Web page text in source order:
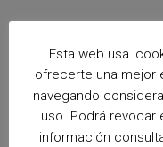
Esta web usa
ofrecerte una mejor
navegando
uso. Podrá revocar
información